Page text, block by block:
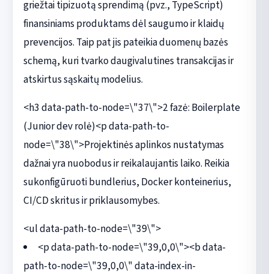
griežtai tipizuotą sprendimą (pvz., TypeScript)
finansiniams produktams dėl saugumo ir klaidų
prevencijos. Taip pat jis pateikia duomenų bazės
schemą, kuri tvarko daugivalutines transakcijas ir
atskirtus sąskaitų modelius.
<h3 data-path-to-node=\"37\">2 fazė: Boilerplate
(Junior dev rolė)<p data-path-to-
node=\"38\">Projektinės aplinkos nustatymas
dažnai yra nuobodus ir reikalaujantis laiko. Reikia
sukonfigūruoti bundlerius, Docker konteinerius,
CI/CD skritus ir priklausomybes.
<ul data-path-to-node=\"39\">
<p data-path-to-node=\"39,0,0\"><b data-
path-to-node=\"39,0,0\" data-index-in-